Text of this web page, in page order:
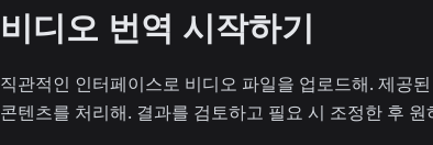
비디오 번역 시작하기
직관적인 인터페이스로 비디오 파일을 업로드해. 제공
콘텐츠를 처리해. 결과를 검토하고 필요 시 조정한 후